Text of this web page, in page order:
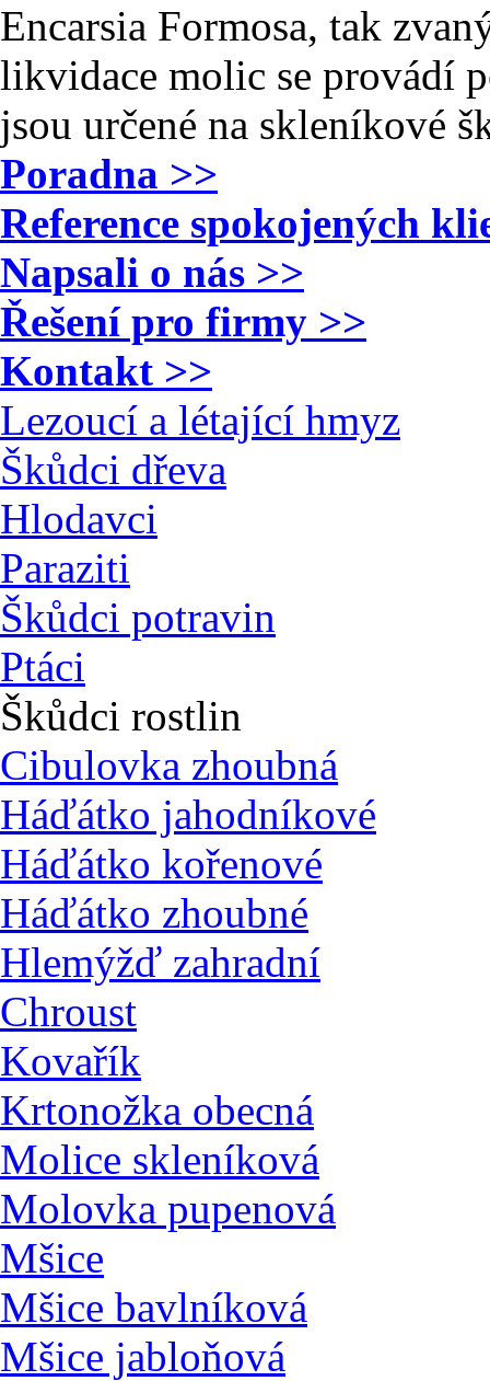
Encarsia Formosa, tak
likvidace molic se provádí
jsou určené na skleníkové
Poradna >>
Reference spokojených
Napsali o nás >>
Řešení pro firmy >>
Kontakt >>
Lezoucí a létající hmyz
Škůdci dřeva
Hlodavci
Paraziti
Škůdci potravin
Ptáci
Škůdci rostlin
Cibulovka zhoubná
Háďátko jahodníkové
Háďátko kořenové
Háďátko zhoubné
Hlemýžď zahradní
Chroust
Kovařík
Krtonožka obecná
Molice skleníková
Molovka pupenová
Mšice
Mšice bavlníková
Mšice jabloňová